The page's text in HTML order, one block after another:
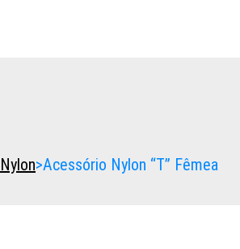
Nylon>Acessório Nylon “T” Fêmea